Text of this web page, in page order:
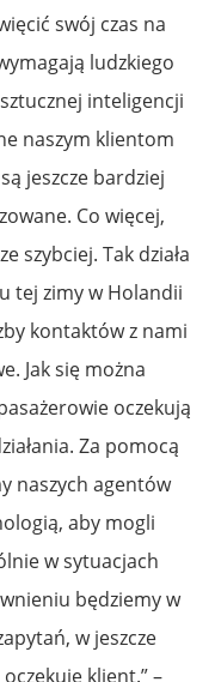
swój czas na
ludzkiego
inteligencji
naszym klientom
jeszcze bardziej
Co więcej,
szybciej. Tak działa
tej zimy w Holandii
kontaktów z nami
Jak się można
oczekują
Za pomocą
naszych agentów
aby mogli
w sytuacjach
będziemy w
w jeszcze
klient.” –